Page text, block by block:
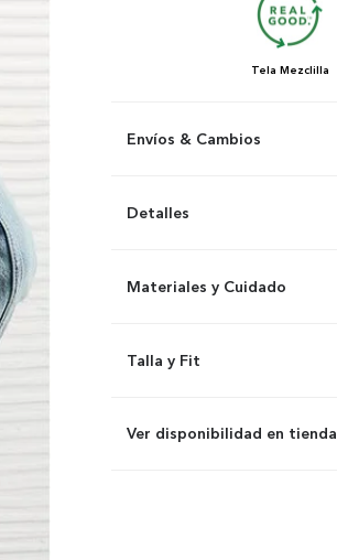
Tela Mezclilla
Envíos & Cambios
Detalles
Materiales y Cuidado
Talla y Fit
Ver disponibilidad en tienda